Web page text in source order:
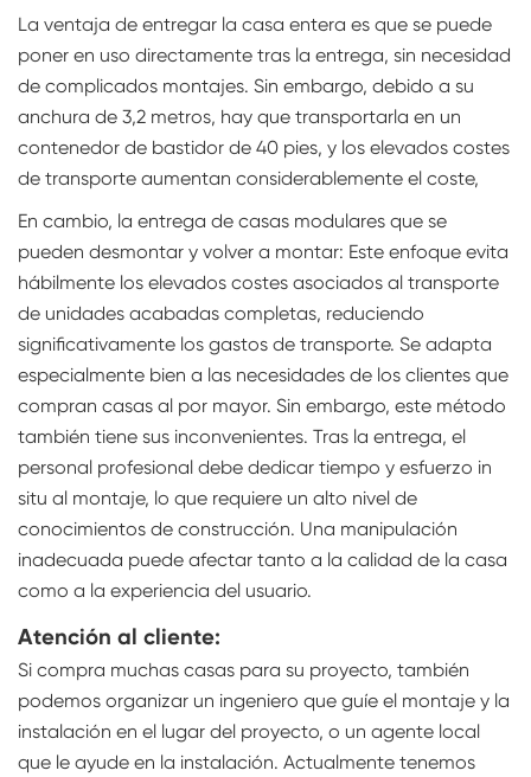
La ventaja de entregar la casa entera es que se puede
poner en uso directamente tras la entrega, sin necesidad
de complicados montajes. Sin embargo, debido a su
anchura de 3,2 metros, hay que transportarla en un
contenedor de bastidor de 40 pies, y los elevados costes
de transporte aumentan considerablemente el coste,
En cambio, la entrega de casas modulares que se
pueden desmontar y volver a montar: Este enfoque evita
hábilmente los elevados costes asociados al transporte
de unidades acabadas completas, reduciendo
significativamente los gastos de transporte. Se adapta
especialmente bien a las necesidades de los clientes que
compran casas al por mayor. Sin embargo, este método
también tiene sus inconvenientes. Tras la entrega, el
personal profesional debe dedicar tiempo y esfuerzo in
situ al montaje, lo que requiere un alto nivel de
conocimientos de construcción. Una manipulación
inadecuada puede afectar tanto a la calidad de la casa
como a la experiencia del usuario.
Atención al cliente:
Si compra muchas casas para su proyecto, también
podemos organizar un ingeniero que guíe el montaje y la
instalación en el lugar del proyecto, o un agente local
que le ayude en la instalación. Actualmente tenemos